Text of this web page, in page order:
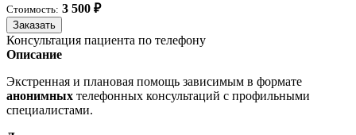
Стоимость: 3 500 ₽
Заказать
Консультация пациента по телефону
Описание
Экстренная и плановая помощь зависимым в формате
анонимных телефонных консультаций с профильными
специалистами.